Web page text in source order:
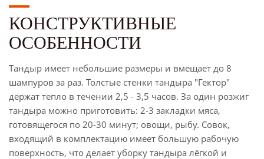
КОНСТРУКТИВНЫЕ
ОСОБЕННОСТИ
Тандыр имеет небольшие размеры и вмещает до 8
шампуров за раз. Толстые стенки тандыра "Гектор"
держат тепло в течении 2,5 - 3,5 часов. За один розжиг
тандыра можно приготовить: 2-3 закладки мяса,
готовящегося по 20-30 минут; овощи, рыбу. Совок,
входящий в комплектацию имеет большую рабочую
поверхность, что делает уборку тандыра лёгкой и